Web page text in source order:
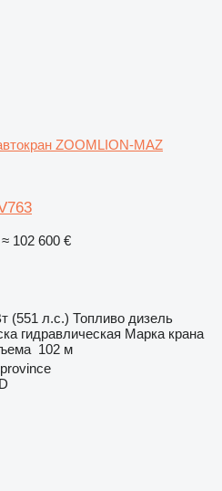
ZOOMLION-MAZ
≈ 102 600 €
(551 л.с.) Топливо дизель
гидравлическая Марка крана
102 м